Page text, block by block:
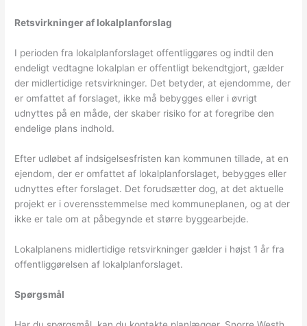
Retsvirkninger af lokalplanforslag
I perioden fra lokalplanforslaget offentliggøres og indtil den
endeligt vedtagne lokalplan er offentligt bekendtgjort, gælder
der midlertidige retsvirkninger. Det betyder, at ejendomme, der
er omfattet af forslaget, ikke må bebygges eller i øvrigt
udnyttes på en måde, der skaber risiko for at foregribe den
endelige plans indhold.
Efter udløbet af indsigelsesfristen kan kommunen tillade, at en
ejendom, der er omfattet af lokalplanforslaget, bebygges eller
udnyttes efter forslaget. Det forudsætter dog, at det aktuelle
projekt er i overensstemmelse med kommuneplanen, og at der
ikke er tale om at påbegynde et større byggearbejde.
Lokalplanens midlertidige retsvirkninger gælder i højst 1 år fra
offentliggørelsen af lokalplanforslaget.
Spørgsmål